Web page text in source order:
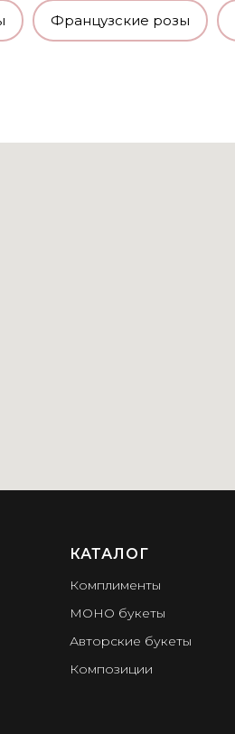
Французские розы
КАТАЛОГ
Комплименты
МОНО букеты
Авторские букеты
Композиции